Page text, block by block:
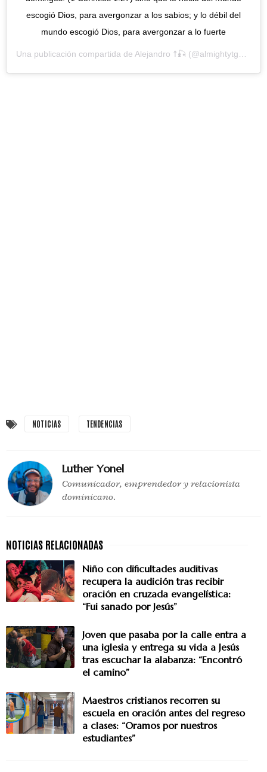
escogió Dios, para avergonzar a los sabios; y lo débil del
mundo escogió Dios, para avergonzar a lo fuerte
Una publicación compartida deAlejandro ☨🎣 (@almightytgc) el
NOTICIAS TENDENCIAS
Luther Yonel
Comunicador, emprendedor y relacionista
dominicano.
Niño con dificultades auditivas
recupera la audición tras recibir
oración en cruzada evangelística:
“Fui sanado por Jesús”
Joven que pasaba por la calle entra a
una iglesia y entrega su vida a Jesús
tras escuchar la alabanza: “Encontró
el camino”
Maestros cristianos recorren su
escuela en oración antes del regreso
a clases: “Oramos por nuestros
estudiantes”